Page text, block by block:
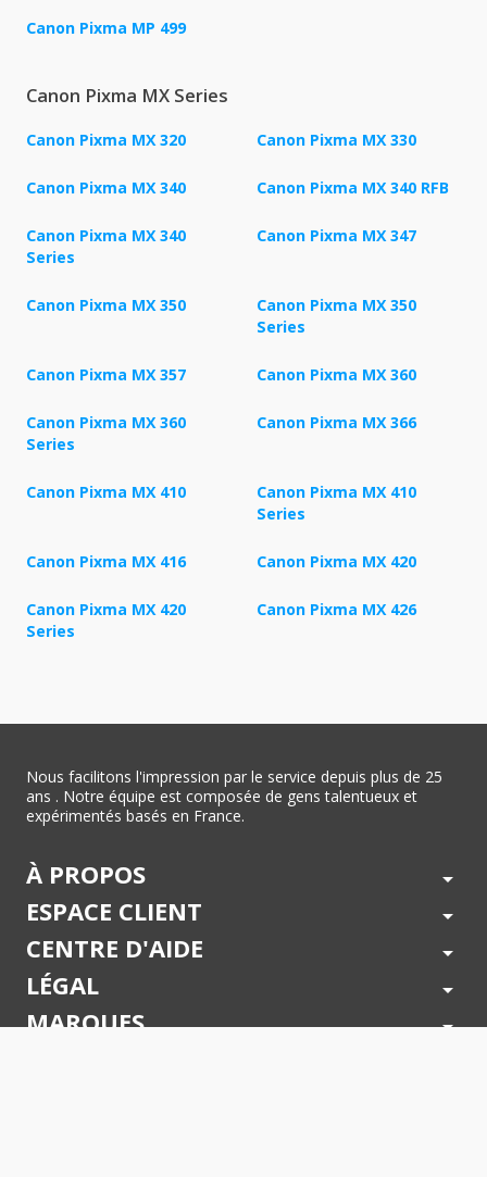
Canon Pixma MP 499
Canon Pixma MX Series
Canon Pixma MX 320 Canon Pixma MX 330
Canon Pixma MX 340 Canon Pixma MX 340 RFB
Canon Pixma MX 340
Series
Canon Pixma MX 347
Canon Pixma MX 350
Canon Pixma MX 350
Series
Canon Pixma MX 357 Canon Pixma MX 360
Canon Pixma MX 360
Series
Canon Pixma MX 366
Canon Pixma MX 410
Canon Pixma MX 410
Series
Canon Pixma MX 416 Canon Pixma MX 420
Canon Pixma MX 420
Series
Canon Pixma MX 426
Nous facilitons l'impression par le service depuis plus de 25
ans . Notre équipe est composée de gens talentueux et
expérimentés basés en France.
À PROPOS arrow_drop_down
ESPACE CLIENT arrow_drop_down
CENTRE D'AIDE arrow_drop_down
LÉGAL arrow_drop_down
MARQUES arrow_drop_down